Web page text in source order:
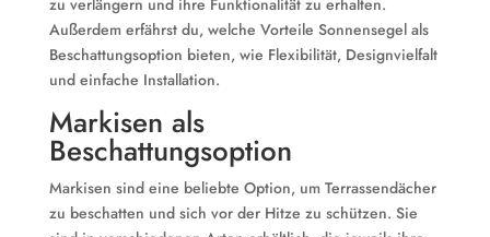
zu verlängern und ihre Funktionalität zu erhalten.
Außerdem erfährst du, welche Vorteile Sonnensegel als
Beschattungsoption bieten, wie Flexibilität, Designvielfalt
und einfache Installation.
Markisen als
Beschattungsoption
Markisen sind eine beliebte Option, um Terrassendächer
zu beschatten und sich vor der Hitze zu schützen. Sie